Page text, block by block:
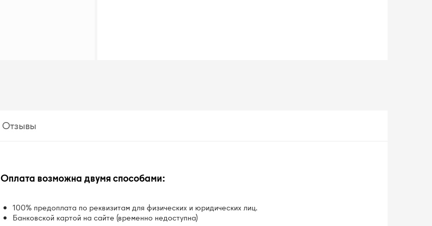
Отзывы
Оплата возможна двумя способами:
100% предоплата по реквизитам для физических и юридических лиц.
Банковской картой на сайте (временно недоступна)